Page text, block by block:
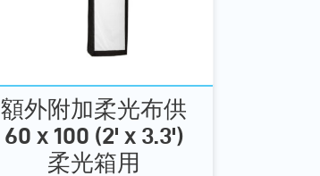
額外附加柔光布供
60 x 100 (2' x 3.3')
柔光箱用